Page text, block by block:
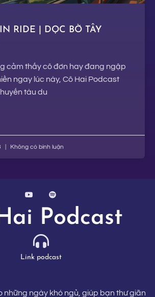
RIDE | DỌC BỜ TÂY
cảm thấy cô đơn hay đang ngập
ngay lúc này, Cô Hai Podcast
tàu du
Không có bình luận
Podcast
Link podcast
những ngày khó ngủ, giúp bạn thư giãn